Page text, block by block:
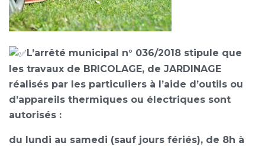
L’arrêté municipal n° 036/2018 stipule que
les travaux de BRICOLAGE, de JARDINAGE
réalisés par les particuliers à l’aide d’outils ou
d’appareils thermiques ou électriques sont
autorisés :
du lundi au samedi (sauf jours fériés), de 8h à